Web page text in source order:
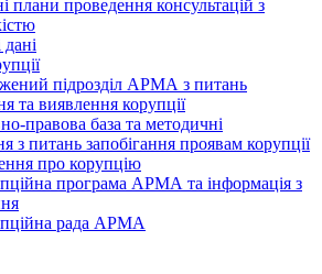
плани проведення консультацій з
підрозділ АРМА з питань
та виявлення корупції
правова база та методичні
з питань запобігання проявам корупції
про корупцію
програма АРМА та інформація з
рада АРМА